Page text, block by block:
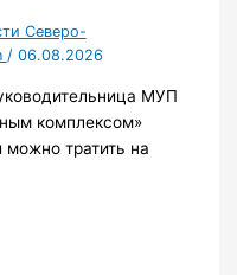
Северо-
/ 06.08.2026
МУП
комплексом»
можно тратить на